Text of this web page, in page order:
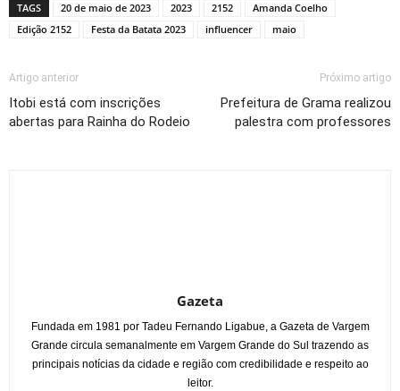
TAGS 20 de maio de 2023 2023 2152
Amanda Coelho
Edição 2152
Festa da Batata 2023 influencer maio
Artigo anterior
Itobi está com inscrições
abertas para Rainha do Rodeio
Próximo artigo
Prefeitura de Grama realizou
palestra com professores
Gazeta
Fundada em 1981 por Tadeu Fernando Ligabue, a Gazeta de Vargem
Grande circula semanalmente em Vargem Grande do Sul trazendo as
principais notícias da cidade e região com credibilidade e respeito ao
leitor.